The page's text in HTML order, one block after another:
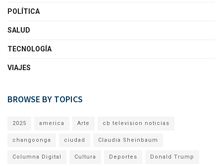
POLÍTICA
SALUD
TECNOLOGÍA
VIAJES
BROWSE BY TOPICS
2025 america Arte cb television noticias
changoonga ciudad Claudia Sheinbaum
Columna Digital Cultura Deportes Donald Trump